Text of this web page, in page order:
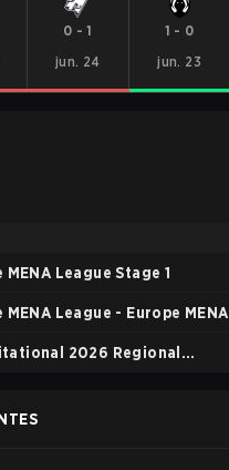
0 -1
jun. 24
1 - 0
jun. 23
MENA League Stage 1
MENA League - Europe MENA
Kickoff 2026 Regional